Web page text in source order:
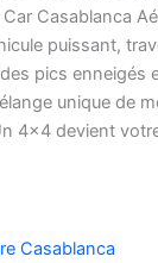
Casablanca
puissant,
pics enneigés
unique de
4×4 devient
Casablanca